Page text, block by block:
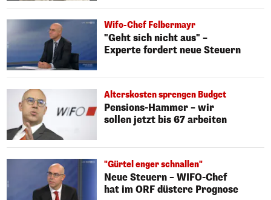
Wifo-Chef Felbermayr
"Geht sich nicht aus" –
Experte fordert neue Steuern
Alterskosten sprengen Budget
Pensions-Hammer – wir
sollen jetzt bis 67 arbeiten
"Gürtel enger schnallen"
Neue Steuern – WIFO-Chef
hat im ORF düstere Prognose